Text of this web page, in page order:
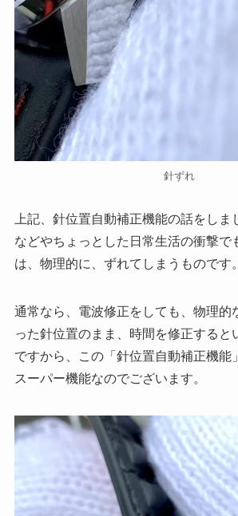
針ずれ
上記、針位置自動補正機能の話をしま
などやちょっとした日常生活の衝撃で
は、物理的に、ずれてしまうものです。
通常なら、電波修正をしても、物理的
った針位置のまま、時間を修正すると
ですから、この「針位置自動補正機能
スーパー機能なのでございます。